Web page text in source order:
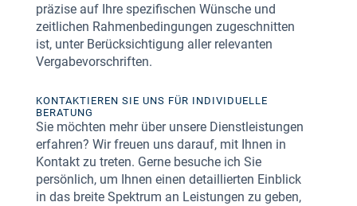
präzise auf Ihre spezifischen Wünsche und
zeitlichen Rahmenbedingungen zugeschnitten
ist, unter Berücksichtigung aller relevanten
Vergabevorschriften.
KONTAKTIEREN SIE UNS FÜR INDIVIDUELLE
BERATUNG
Sie möchten mehr über unsere Dienstleistungen
erfahren? Wir freuen uns darauf, mit Ihnen in
Kontakt zu treten. Gerne besuche ich Sie
persönlich, um Ihnen einen detaillierten Einblick
in das breite Spektrum an Leistungen zu geben,